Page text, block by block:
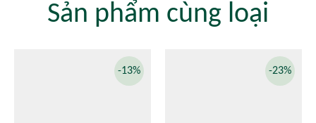
Sản phẩm cùng loại
-13% -23%